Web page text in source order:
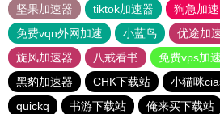
坚果加速器
tiktok加速器
狗急加
免费vqn外网加速
小蓝鸟 优途加
旋风加速器
八戒看书
免费vps加
黑豹加速器
CHK下载站 小猫咪
quickq
书游下载站 俺来买下载站